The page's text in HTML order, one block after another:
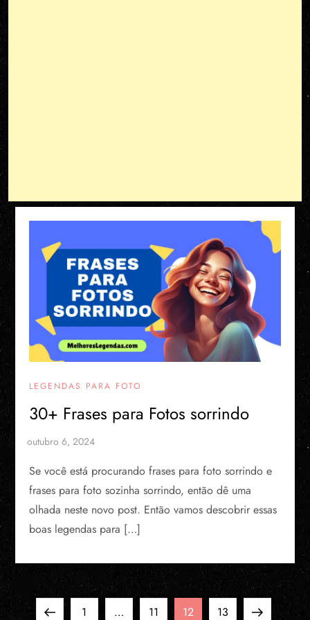
LEGENDAS PARA FOTO
30+ Frases para Fotos sorrindo
Se você está procurando ​frases para foto sorrindo​ e
frases para foto sozinha sorrindo​, então dê uma
olhada neste novo post. Então vamos descobrir essas
boas legendas para […]
PreviousPage
1 … Page
11 Page
12 Page
13
Next